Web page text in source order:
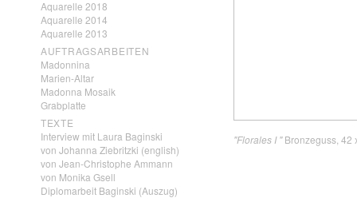
Aquarelle 2018
Aquarelle 2014
Aquarelle 2013
AUFTRAGSARBEITEN
Madonnina
Marien-Altar
Madonna Mosaik
Grabplatte
TEXTE
Interview mit Laura Baginski
von Johanna Ziebritzki (english)
von Jean-Christophe Ammann
von Monika Gsell
Diplomarbeit Baginski (Auszug)
"Florales I "Bronzeguss, 42